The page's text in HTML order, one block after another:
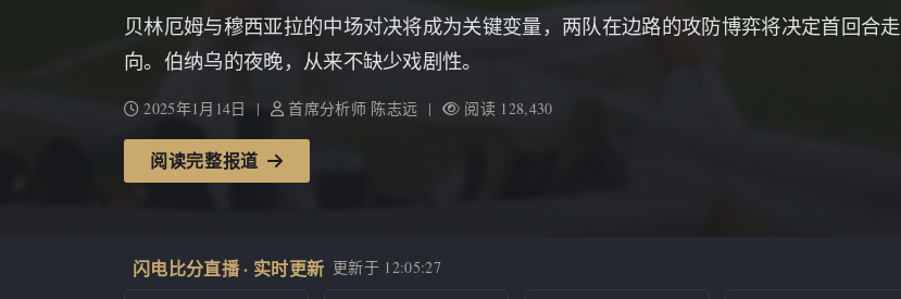
贝林厄姆与穆西亚拉的中场对决将成为关键变量，两队在边路的攻防博弈将决定首回合走
向。伯纳乌的夜晚，从来不缺少戏剧性。
2025年1月14日 | 首席分析师 陈志远 | 阅读 128,430
阅读完整报道
闪电比分直播 · 实时更新 更新于 12:05:27